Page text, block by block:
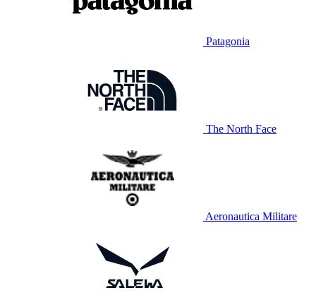
Patagonia
The North Face
Aeronautica Militare